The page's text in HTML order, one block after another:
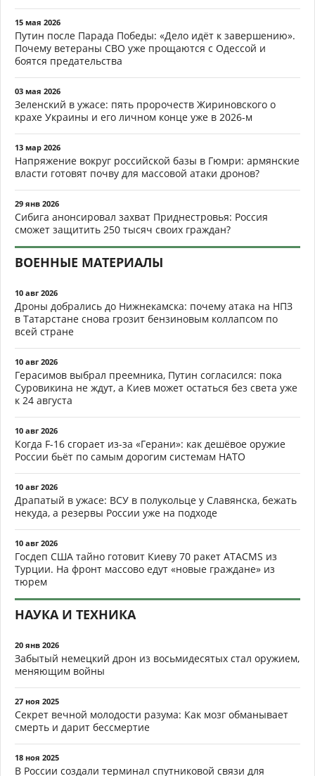
15 мая 2026
Путин после Парада Победы: «Дело идёт к завершению».
Почему ветераны СВО уже прощаются с Одессой и
боятся предательства
03 мая 2026
Зеленский в ужасе: пять пророчеств Жириновского о
крахе Украины и его личном конце уже в 2026-м
13 мар 2026
Напряжение вокруг российской базы в Гюмри: армянские
власти готовят почву для массовой атаки дронов?
29 янв 2026
Сибига анонсировал захват Приднестровья: Россия
сможет защитить 250 тысяч своих граждан?
ВОЕННЫЕ МАТЕРИАЛЫ
10 авг 2026
Дроны добрались до Нижнекамска: почему атака на НПЗ
в Татарстане снова грозит бензиновым коллапсом по
всей стране
10 авг 2026
Герасимов выбрал преемника, Путин согласился: пока
Суровикина не ждут, а Киев может остаться без света уже
к 24 августа
10 авг 2026
Когда F-16 сгорает из-за «Герани»: как дешёвое оружие
России бьёт по самым дорогим системам НАТО
10 авг 2026
Драпатый в ужасе: ВСУ в полукольце у Славянска, бежать
некуда, а резервы России уже на подходе
10 авг 2026
Госдеп США тайно готовит Киеву 70 ракет ATACMS из
Турции. На фронт массово едут «новые граждане» из
тюрем
НАУКА И ТЕХНИКА
20 янв 2026
Забытый немецкий дрон из восьмидесятых стал оружием,
меняющим войны
27 ноя 2025
Секрет вечной молодости разума: Как мозг обманывает
смерть и дарит бессмертие
18 ноя 2025
В России создали терминал спутниковой связи для